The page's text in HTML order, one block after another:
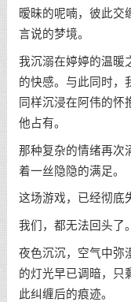
暧昧的呢喃，彼此交
言说的梦境。
我沉溺在婷婷的温暖
的快感。与此同时，
同样沉浸在阿伟的怀
他占有。
那种复杂的情绪再
着一丝隐隐的满足。
这场游戏，已经彻底
我们，都无法回头了。
夜色沉沉，空气中弥
的灯光早已调暗，只
此纠缠后的痕迹。